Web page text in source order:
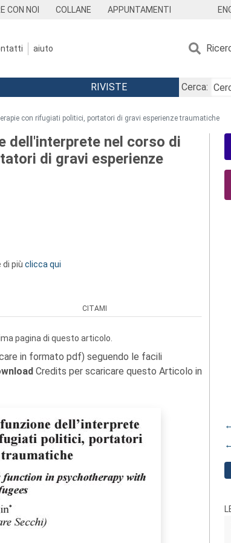
CON NOI COLLANE APPUNTAMENTI
aiuto
RIVISTE
Cerca:
con rifugiati politici, portatori di gravi esperienze traumatiche
dell'interprete nel corso di
di gravi esperienze
di più clicca qui
CITAMI
pagina di questo articolo.
in formato pdf) seguendo le facili
Credits per scaricare questo Articolo in